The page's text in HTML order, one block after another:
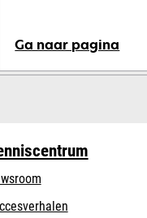
Ga naar pagina